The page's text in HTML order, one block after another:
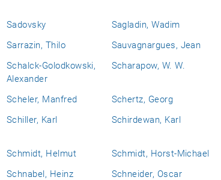
Sadovsky
Sagladin, Wadim
Sarrazin, Thilo
Sauvagnargues, Jean
Schalck-Golodkowski,
Alexander
Scharapow, W. W.
Scheler, Manfred
Schertz, Georg
Schiller, Karl Schirdewan, Karl
Schmidt, Helmut
Schmidt, Horst-Michael
Schnabel, Heinz
Schneider, Oscar